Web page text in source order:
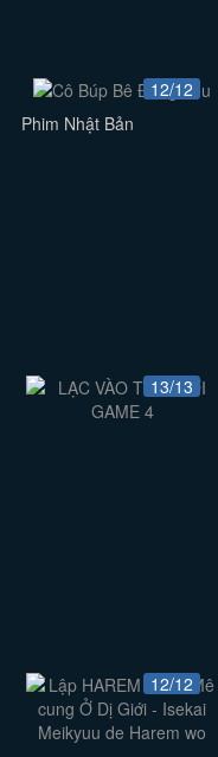
12/12
Phim Nhật Bản
13/13
12/12